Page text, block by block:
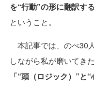
を“行動”の形に翻訳す
ということ。
本記事では、のべ30
しながら私が磨いてき
「“頭（ロジック）”と